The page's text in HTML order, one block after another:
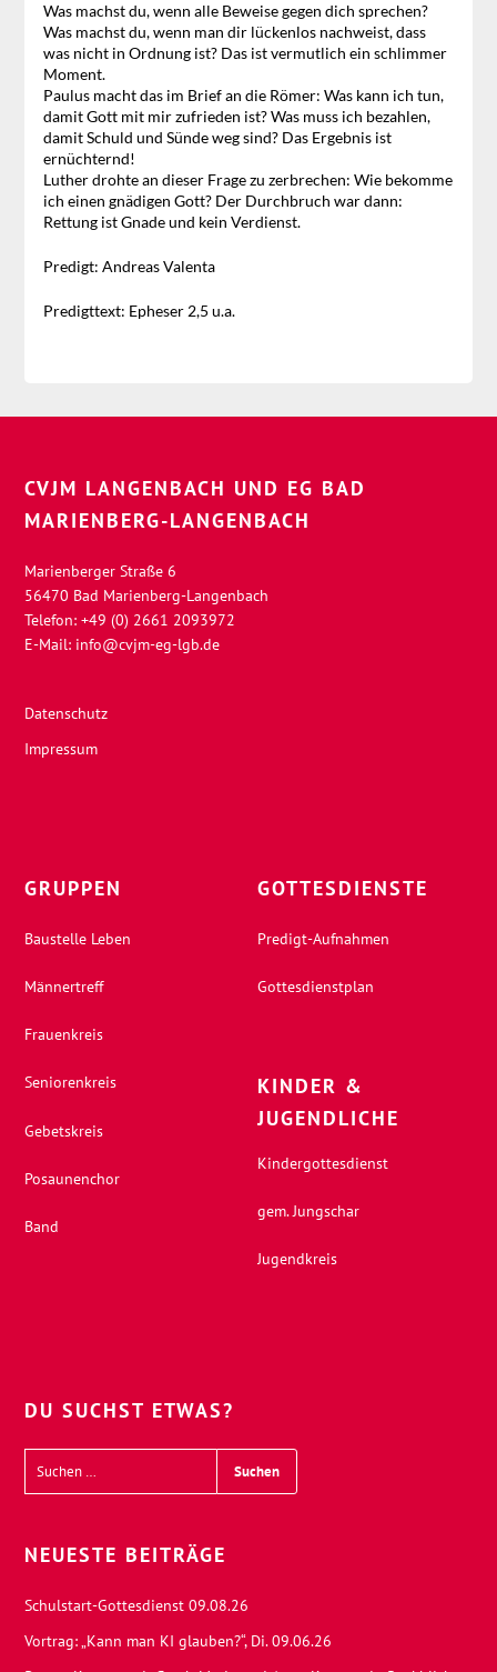
Was machst du, wenn alle Beweise gegen dich sprechen?
Was machst du, wenn man dir lückenlos nachweist, dass
was nicht in Ordnung ist? Das ist vermutlich ein schlimmer
Moment.
Paulus macht das im Brief an die Römer: Was kann ich tun,
damit Gott mit mir zufrieden ist? Was muss ich bezahlen,
damit Schuld und Sünde weg sind? Das Ergebnis ist
ernüchternd!
Luther drohte an dieser Frage zu zerbrechen: Wie bekomme
ich einen gnädigen Gott? Der Durchbruch war dann:
Rettung ist Gnade und kein Verdienst.
Predigt: Andreas Valenta
Predigttext: Epheser 2,5 u.a.
CVJM LANGENBACH UND EG BAD
MARIENBERG-LANGENBACH
Marienberger Straße 6
56470 Bad Marienberg-Langenbach
Telefon: +49 (0) 2661 2093972
E-Mail: info@cvjm-eg-lgb.de
Datenschutz
Impressum
GRUPPEN
Baustelle Leben
Männertreff
Frauenkreis
Seniorenkreis
Gebetskreis
Posaunenchor
Band
GOTTESDIENSTE
Predigt-Aufnahmen
Gottesdienstplan
KINDER &
JUGENDLICHE
Kindergottesdienst
gem. Jungschar
Jugendkreis
DU SUCHST ETWAS?
NEUESTE BEITRÄGE
Schulstart-Gottesdienst 09.08.26
Vortrag: „Kann man KI glauben?“, Di. 09.06.26